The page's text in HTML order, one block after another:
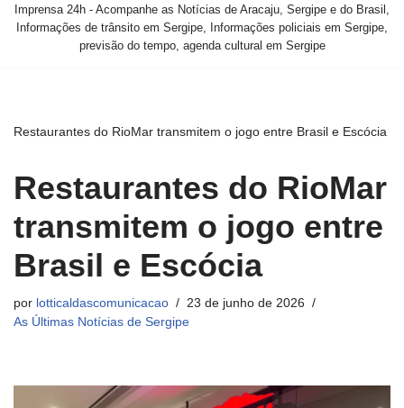
Imprensa 24h - Acompanhe as Notícias de Aracaju, Sergipe e do Brasil,
Informações de trânsito em Sergipe, Informações policiais em Sergipe,
previsão do tempo, agenda cultural em Sergipe
Restaurantes do RioMar transmitem o jogo entre Brasil e Escócia
Restaurantes do RioMar
transmitem o jogo entre
Brasil e Escócia
por lotticaldascomunicacao
23 de junho de 2026
As Últimas Notícias de Sergipe